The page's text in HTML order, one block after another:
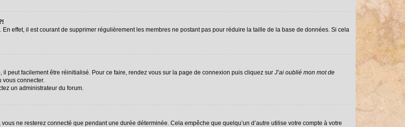
En effet, il est courant de supprimer régulièrement les membres ne postant pas pour réduire la taille de la base de données. Si cela
peut facilement être réinitialisé. Pour ce faire, rendez vous sur la page de connexion puis cliquez sur J’ai oublié mon mot de
vous connecter.
un administrateur du forum.
ne resterez connecté que pendant une durée déterminée. Cela empêche que quelqu’un d’autre utilise votre compte à votre